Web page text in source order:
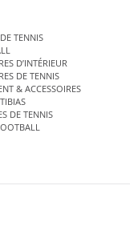
TENNIS
D’INTÉRIEUR
DE TENNIS
& ACCESSOIRES
DE TENNIS